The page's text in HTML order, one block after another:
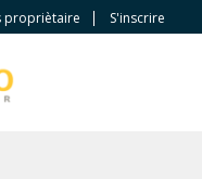
propriètaire S'inscrire